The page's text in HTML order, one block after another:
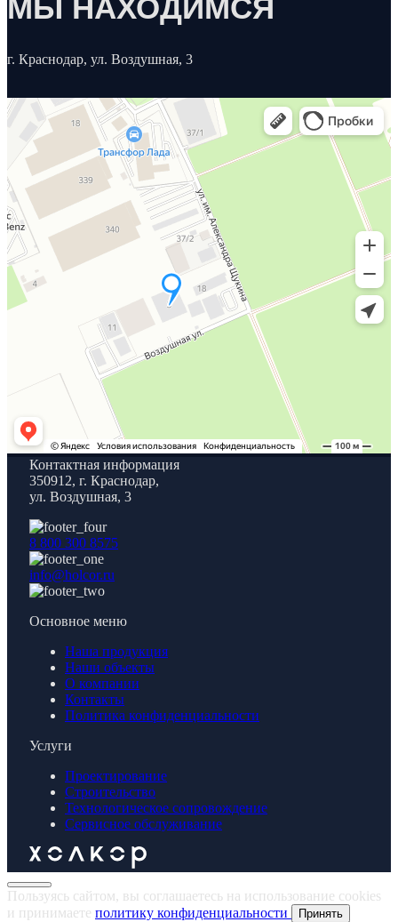
МЫ НАХОДИМСЯ
г. Краснодар, ул. Воздушная, 3
Контактная информация
350912, г. Краснодар,
ул. Воздушная, 3
8 800 300 8575
info@holcor.ru
Основное меню
Наша продукция
Наши объекты
О компании
Контакты
Политика конфиденциальности
Услуги
Проектирование
Строительство
Технологическое сопровождение
Сервисное обслуживание
Пользуясь сайтом, вы соглашаетесь на использование cookies
и принимаете политику конфиденциальности Принять